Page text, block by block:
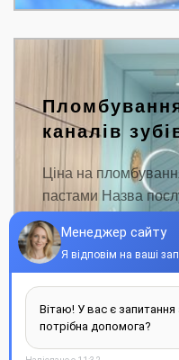
каналів
Ціна на
пастами Назва
Консультація від…
ДЕТАЛЬНІШЕ